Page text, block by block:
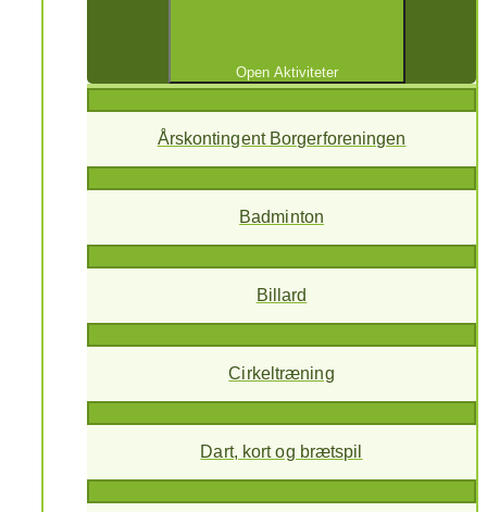
Open Aktiviteter
Årskontingent Borgerforeningen
Badminton
Billard
Cirkeltræning
Dart, kort og brætspil